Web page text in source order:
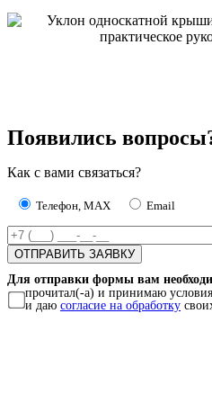
Появились
Как с вами связаться?
Телефон, MAX Email
Для отправки формы вам
прочитал(-а) и принимаю условия
и даю согласие на обработку